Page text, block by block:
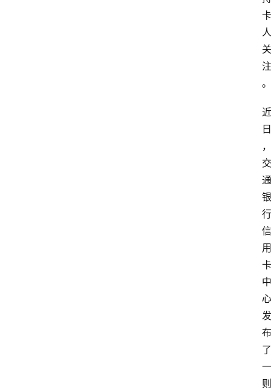
卡
人
关
注
。
近
日
，
交
通
银
行
信
用
卡
中
心
发
布
了
一
则